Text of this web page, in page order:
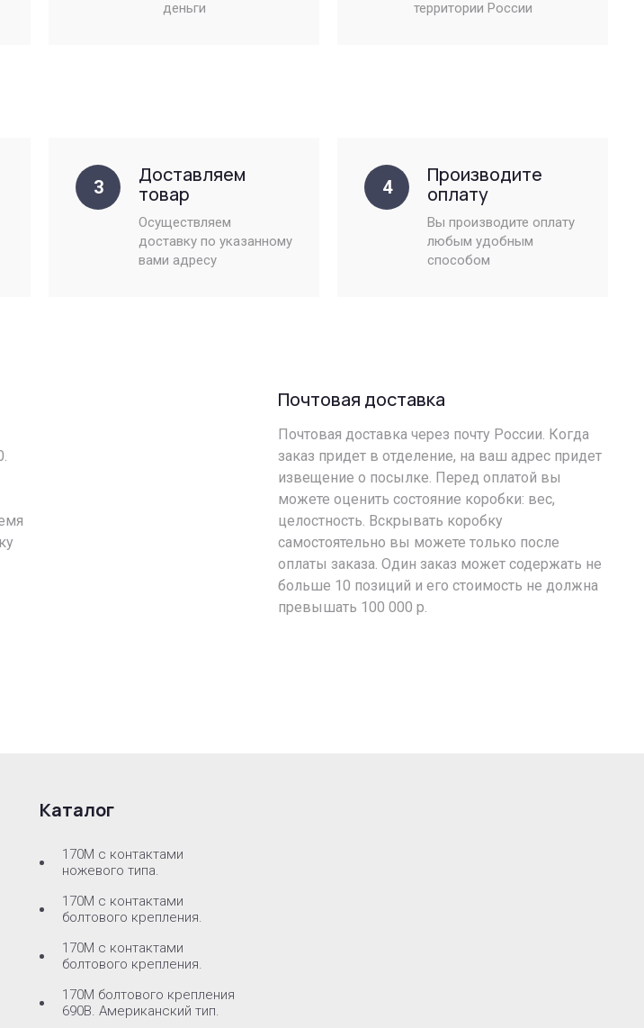
деньги
территории России
3
Доставляем
товар
Осуществляем
доставку по указанному
вами адресу
4
Производите
оплату
Вы производите оплату
любым удобным
способом
Почтовая доставка
Почтовая доставка через почту России. Когда
заказ придет в отделение, на ваш адрес придет
извещение о посылке. Перед оплатой вы
можете оценить состояние коробки: вес,
целостность. Вскрывать коробку
самостоятельно вы можете только после
оплаты заказа. Один заказ может содержать не
больше 10 позиций и его стоимость не должна
превышать 100 000 р.
Каталог
170M с контактами
ножевого типа.
170М с контактами
болтового крепления.
170M с контактами
болтового крепления.
170M болтового крепления
690В. Американский тип.